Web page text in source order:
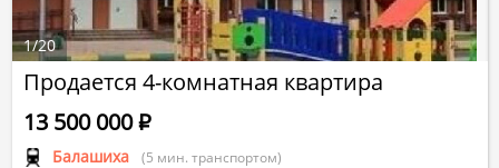
Продается 4-комнатная квартира
Балашиха (5 мин. транспортом)
13 500 000Р
1/20